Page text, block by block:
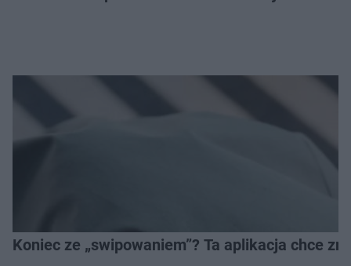
Koniec ze „swipowaniem”? Ta aplikacja chce